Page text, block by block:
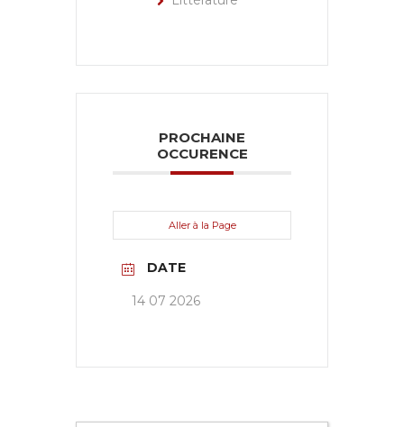
PROCHAINE
OCCURENCE
Aller à la Page
DATE
14 07 2026